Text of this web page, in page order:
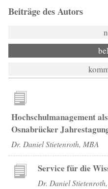
Beiträge des Autors
Hochschulmanagement
Osnabrücker
Dr. Daniel Stietenroth, MBA
Service für die
Dr. Daniel